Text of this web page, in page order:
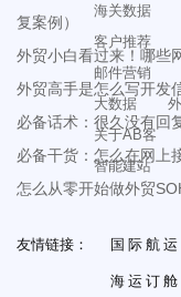
复案例）
外贸小白看过来！哪些
外贸高手是怎么写开发
必备话术：很久没有回
必备干货：怎么在网上
怎么从零开始做外贸
海关数据
客户推荐
邮件营销
大数据
关于AB客
智能建站
友情链接： 国际航运
海运订舱